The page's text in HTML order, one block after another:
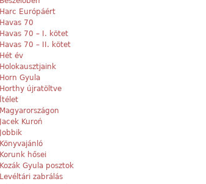
Harc Európáért
Havas 70
Havas 70 – I. kötet
Havas 70 – II. kötet
Hét év
Holokausztjaink
Horn Gyula
Horthy újratöltve
Ítélet
Magyarországon
Jacek Kuroń
Jobbik
Könyvajánló
Korunk hősei
Kozák Gyula posztok
Levéltári zabrálás